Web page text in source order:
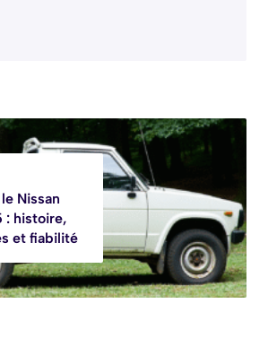
Nissan
: histoire,
et fiabilité